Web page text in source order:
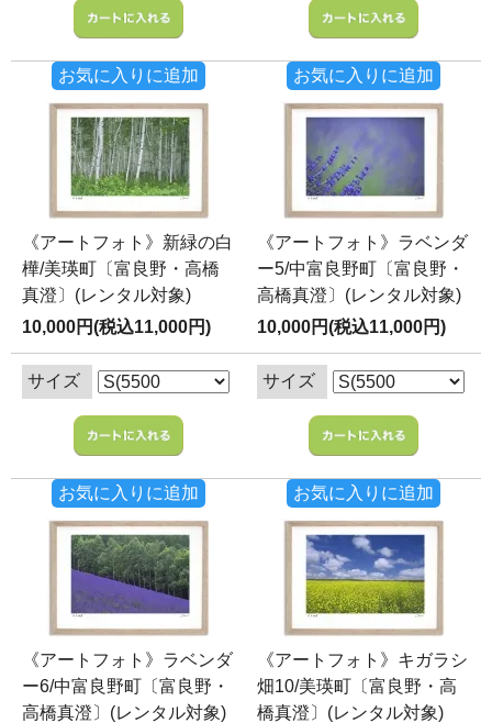
お気に入りに追加 お気に入りに追加
《アートフォト》新緑の白
樺/美瑛町〔富良野・高橋
真澄〕(レンタル対象)
10,000円(税込11,000円)
サイズ
お気に入りに追加
《アートフォト》ラベンダ
ー5/中富良野町〔富良野・
高橋真澄〕(レンタル対象)
10,000円(税込11,000円)
サイズ
お気に入りに追加
《アートフォト》ラベンダ
ー6/中富良野町〔富良野・
高橋真澄〕(レンタル対象)
《アートフォト》キガラシ
畑10/美瑛町〔富良野・高
橋真澄〕(レンタル対象)